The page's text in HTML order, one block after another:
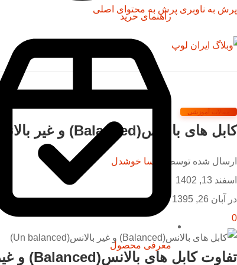
پرش به ناوبری پرش به محتوای اصلی
راهنمای خرید
معرفی محصول
مقالات آموزشی
کابل های بالانس(Balanced) و غیر بالانس(Un balanced)
ارسال شده توسط
پارسا خوشدل
اسفند 13, 1402
در آبان 26, 1395
0
تفاوت کابل های بالانس(Balanced) و غیر بالانس(Un balanced):